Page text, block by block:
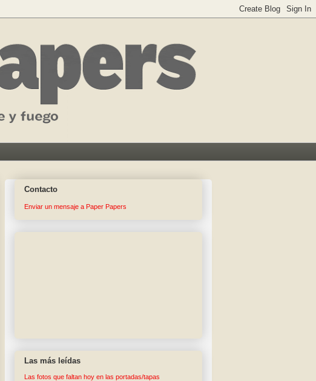
Contacto
Enviar un mensaje a Paper Papers
Las más leídas
Las fotos que faltan hoy en las portadas/tapas